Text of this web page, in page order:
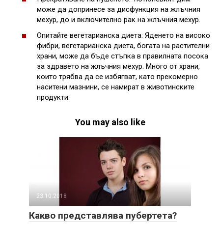
може да допринесе за дисфункция на жлъчния
мехур, до и включително рак на жлъчния мехур.
Опитайте вегетарианска диета: Яденето на високо
фибри, вегетарианска диета, богата на растителни
храни, може да бъде стъпка в правилната посока
за здравето на жлъчния мехур. Много от храни,
които трябва да се избягват, като прекомерно
наситени мазнини, се намират в животинските
продукти.
You may also like
23.10.2018
Какво представлява пубертета?